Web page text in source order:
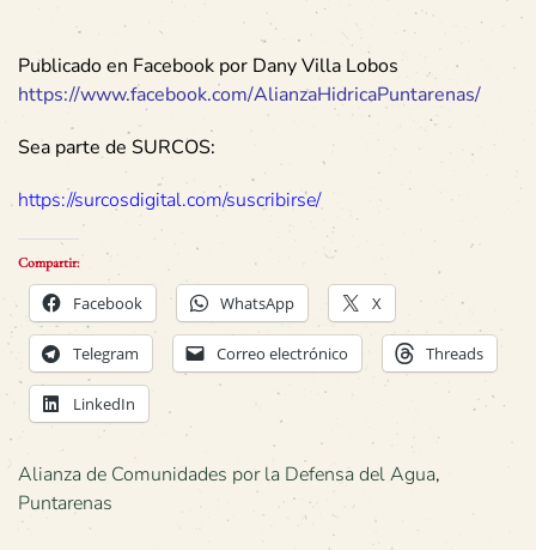
Publicado en Facebook por Dany Villa Lobos
https://www.facebook.com/AlianzaHidricaPuntarenas/
Sea parte de SURCOS:
https://surcosdigital.com/suscribirse/
Compartir:
Facebook WhatsApp X
Telegram Correo electrónico Threads
LinkedIn
Alianza de Comunidades por la Defensa del Agua,
Puntarenas